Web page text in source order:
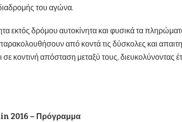
του αγώνα.
εκτός δρόμου αυτοκίνητα και φυσικά τα
από κοντά τις δύσκολες και
σε κοντινή απόσταση μεταξύ τους, διευκολύνοντας
2016 – Πρόγραμμα